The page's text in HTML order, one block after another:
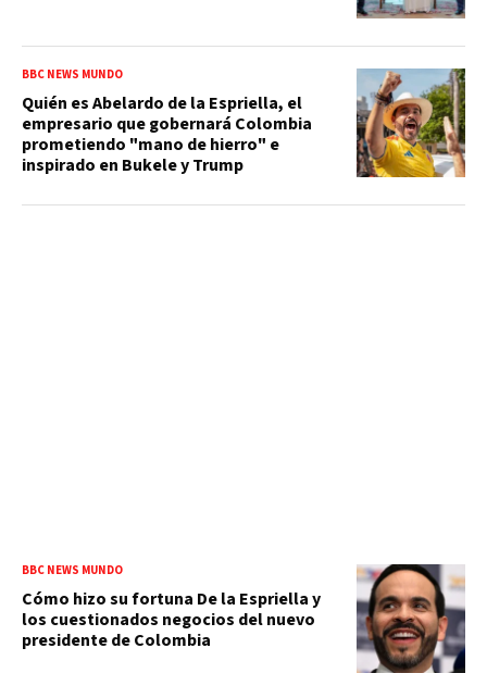
BBC NEWS MUNDO
Quién es Abelardo de la Espriella, el
empresario que gobernará Colombia
prometiendo "mano de hierro" e
inspirado en Bukele y Trump
BBC NEWS MUNDO
Cómo hizo su fortuna De la Espriella y
los cuestionados negocios del nuevo
presidente de Colombia